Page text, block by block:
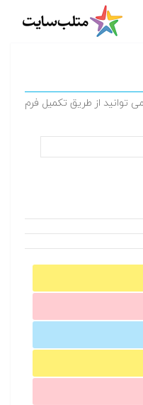
توانید از طریق تکمیل فرم